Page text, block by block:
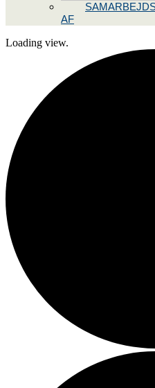
AF
Loading view.